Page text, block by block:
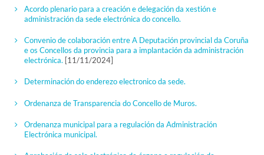
Acordo plenario para a creación e delegación da xestión e
administración da sede electrónica do concello.
Convenio de colaboración entre A Deputación provincial da Coruña
e os Concellos da provincia para a implantación da administración
electrónica. [11/11/2024]
Determinación do enderezo electronico da sede.
Ordenanza de Transparencia do Concello de Muros.
Ordenanza municipal para a regulación da Administración
Electrónica municipal.